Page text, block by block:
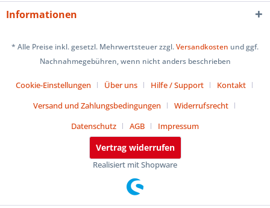
Informationen
* Alle Preise inkl. gesetzl. Mehrwertsteuer zzgl.Versandkosten und ggf.
Nachnahmegebühren, wenn nicht anders beschrieben
Cookie-Einstellungen Über uns Hilfe / Support
Kontakt
Versand und Zahlungsbedingungen
Widerrufsrecht
Datenschutz
AGB Impressum
Vertrag widerrufen
Realisiert mit Shopware